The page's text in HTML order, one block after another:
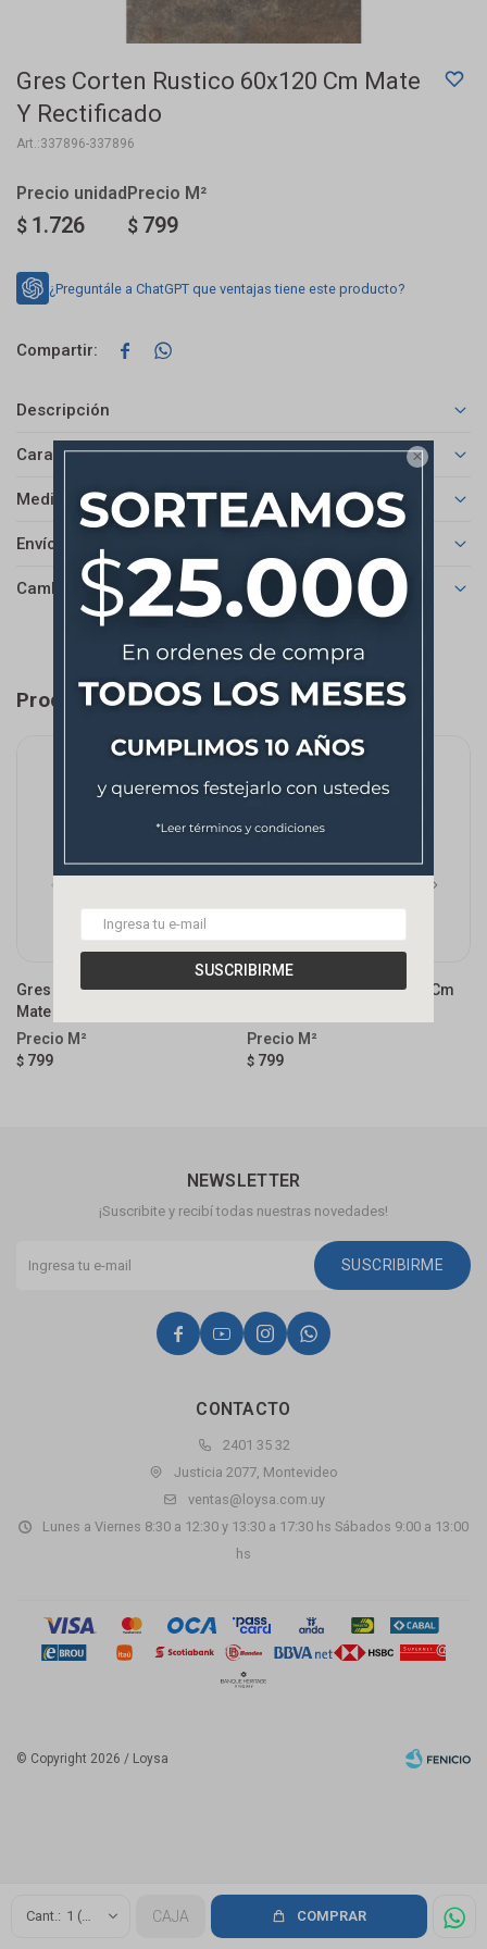

SUSCRIBIRME
Gres Corten Rustico 60x120 Cm Mate
Y Rectificado
337896-337896
$ 1.726 $ 799
1 (2.16m2) CAJA COMPRAR
¿Preguntále a ChatGPT que ventajas tiene este producto?
 
Descripción
Características
Medios de pago
Envíos
Cambios y Devoluciones
Productos que te pueden interesar
Gres Concreto Bg 60x120 Cm
Mate Y Rectificado
$ 799
Gres Bossa Claro 60x120 Cm
$ 799
CONTACTO
2401 35 32
Justicia 2077, Montevideo
ventas@loysa.com.uy
Lunes a Viernes 8:30 a 12:30 y 13:30 a 17:30 hs Sábados 9:00 a 13:00
hs
NEWSLETTER
¡Suscribite y recibí todas nuestras novedades!
SUSCRIBIRME
   
© Copyright 2026 / Loysa
Fenicio